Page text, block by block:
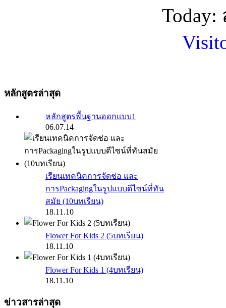
Today:
หลักสูตรล่าสุด
หลักสูตรพื้นฐานออกแบบ1
06.07.14
เรียนเทคนิคการจัดช่อ และ
การPackagingในรูปแบบดีไซน์ที่ทัน
สมัย (10บทเรียน)
18.11.10
Flower For Kids 2 (5บทเรียน)
18.11.10
Flower For Kids 1 (4บทเรียน)
18.11.10
ข่าวสารล่าสุด